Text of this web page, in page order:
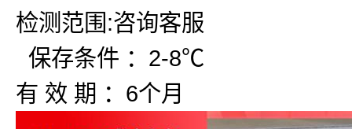
检测范围:咨询客服
保存条件 ：2-8℃
有 效 期 ：6个月